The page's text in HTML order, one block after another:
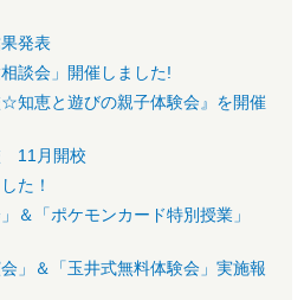
発表
談会」開催しました!
☆知恵と遊びの親子体験会』を開催
11月開校
た！
＆「ポケモンカード特別授業」
」＆「玉井式無料体験会」実施報